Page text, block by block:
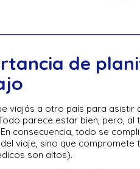
de
viajás a otro país para asistir
parece estar bien, pero,
consecuencia, todo se
viaje, sino que compromete
son altos).